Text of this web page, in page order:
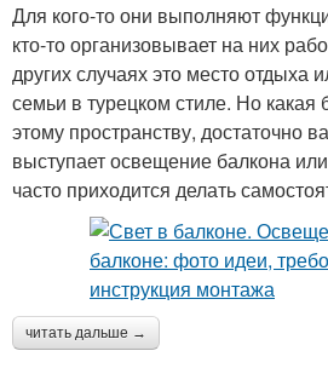
Для кого-то они выполняют
кто-то организовывает на них
других случаях это место отдыха
семьи в турецком стиле. Но какая
этому пространству, достаточно
выступает освещение балкона
часто приходится делать
читать дальше →